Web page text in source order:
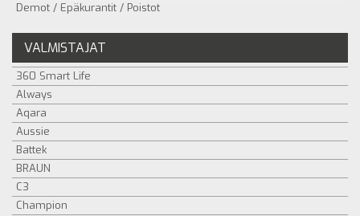
Demot / Epäkurantit / Poistot
VALMISTAJAT
360 Smart Life
Always
Aqara
Aussie
Battek
BRAUN
C3
Champion